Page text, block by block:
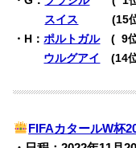
スイス (15
・H：ポルトガル( 09
ウルグアイ (14
FIFAカタールW杯